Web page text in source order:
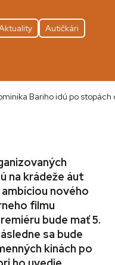
Autičkári
Bariho idú po
na krádeže áut
nového
filmu
bude mať 5.
sa bude
kinách po